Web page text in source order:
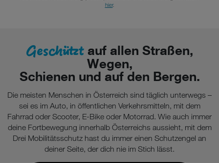
hier.
Geschütztauf allen Straßen,
Wegen,
Schienen und auf den Bergen.
Die meisten Menschen in Österreich sind täglich unterwegs –
sei es im Auto, in öffentlichen Verkehrsmitteln, mit dem
Fahrrad oder Scooter, E-Bike oder Motorrad. Wie auch immer
deine Fortbewegung innerhalb Österreichs aussieht, mit dem
Drei Mobilitätsschutz hast du immer einen Schutzengel an
deiner Seite, der dich nie im Stich lässt.